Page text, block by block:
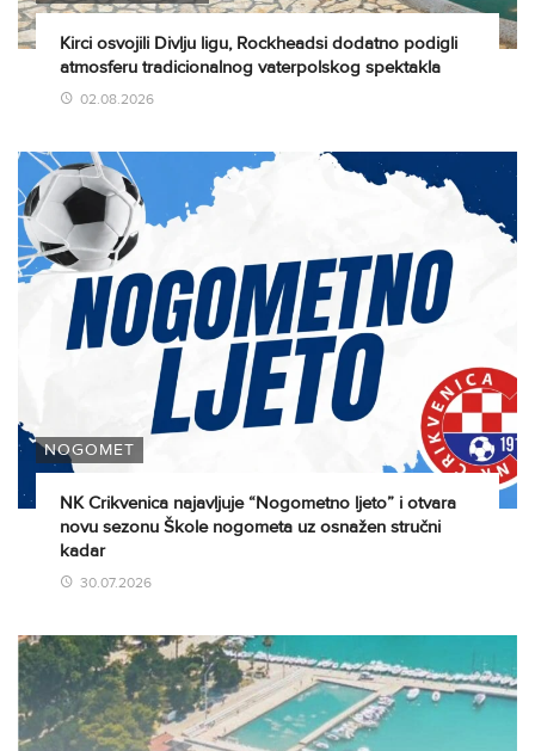
Kirci osvojili Divlju ligu, Rockheadsi dodatno podigli
atmosferu tradicionalnog vaterpolskog spektakla
02.08.2026
NOGOMET
NK Crikvenica najavljuje “Nogometno ljeto” i otvara
novu sezonu Škole nogometa uz osnažen stručni
kadar
30.07.2026